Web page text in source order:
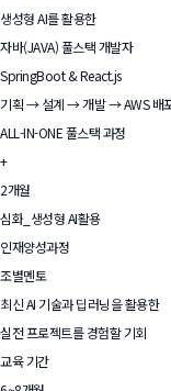
생성형 AI를 활용한
자바(JAVA) 풀스택 개발자
SpringBoot & React.js
기획 → 설계 → 개발 → AWS 배
ALL-IN-ONE 풀스택 과정
+
2개월
심화_생성형 AI활용
인재양성과정
조별멘토
최신 AI 기술과 딥러닝을 활용한
실전 프로젝트를 경험할 기회
교육 기간